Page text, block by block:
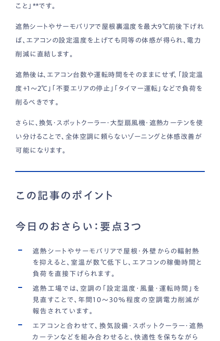
こと」**です。
遮熱シートやサーモバリアで屋根裏温度を最大9℃前後下げれ
ば、エアコンの設定温度を上げても同等の体感が得られ、電力
削減に直結します。
遮熱後は、エアコン台数や運転時間をそのままにせず、「設定温
度＋1〜2℃」「不要エリアの停止」「タイマー運転」などで負荷を
削るべきです。
さらに、換気・スポットクーラー・大型扇風機・遮熱カーテンを使
い分けることで、全体空調に頼らないゾーニングと体感改善が
可能になります。
この記事のポイント
今日のおさらい：要点3つ
遮熱シートやサーモバリアで屋根・外壁からの輻射熱
を抑えると、室温が数℃低下し、エアコンの稼働時間と
負荷を直接下げられます。
遮熱工場では、空調の「設定温度・風量・運転時間」を
見直すことで、年間10〜30％程度の空調電力削減が
報告されています。
エアコンと合わせて、換気設備・スポットクーラー・遮熱
カーテンなどを組み合わせると、快適性を保ちながら